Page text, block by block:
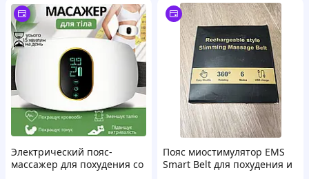
Электрический пояс-
массажер для похудения со
Пояс миостимулятор EMS
Smart Belt для похудения и